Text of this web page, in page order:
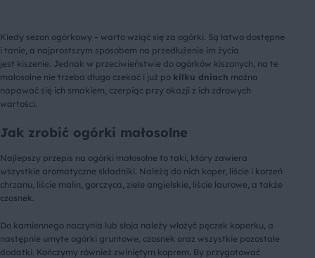
Kiedy sezon ogórkowy – warto wziąć się za ogórki. Są łatwo dostępne
i tanie, a najprostszym sposobem na przedłużenie im życia
jest kiszenie. Jednak w przeciwieństwie do ogórków kiszonych, na te
małosolne nie trzeba długo czekać i już po kilku dniach można
napawać się ich smakiem, czerpiąc przy okazji z ich zdrowych
wartości.
Jak zrobić ogórki małosolne
Najlepszy przepis na ogórki małosolne to taki, który zawiera
wszystkie aromatyczne składniki. Należą do nich koper, liście i korzeń
chrzanu, liście malin, gorczyca, ziele angielskie, liście laurowe, a także
czosnek.
Do kamiennego naczynia lub słoja należy włożyć pęczek koperku, a
następnie umyte ogórki gruntowe, czosnek oraz wszystkie pozostałe
dodatki. Kończymy również zwiniętym koprem. By przygotować